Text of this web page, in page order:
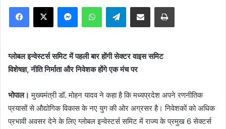
Facebook
X MessengerWhatsAppTelegramShare via Email Print
ग्लोबल इन्वेस्टर्स समिट में पहली बार होंगी सेक्टर वाइस समिट
विशेषज्ञ, नीति निर्माता और निवेशक होंगे एक मंच पर
भोपाल। मुख्यमंत्री डॉ. मोहन यादव ने कहा है कि मध्यप्रदेश अपने रणनीतिक
प्रयासों से औद्योगिक विकास के नए युग की ओर अग्रसर है। निवेशकों को अधिक
प्रभावी अवसर देने के लिए ग्लोबल इन्वेस्टर्स समिट में राज्य के प्रमुख 6 सेक्टर्स